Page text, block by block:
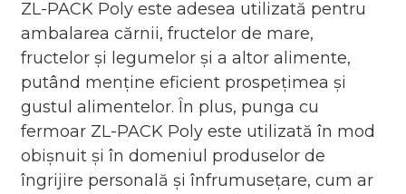
ZL-PACK Poly este adesea utilizată pentru
ambalarea cărnii, fructelor de mare,
fructelor și legumelor și a altor alimente,
putând menține eficient prospețimea și
gustul alimentelor. În plus, punga cu
fermoar ZL-PACK Poly este utilizată în mod
obișnuit și în domeniul produselor de
îngrijire personală și înfrumusețare, cum ar